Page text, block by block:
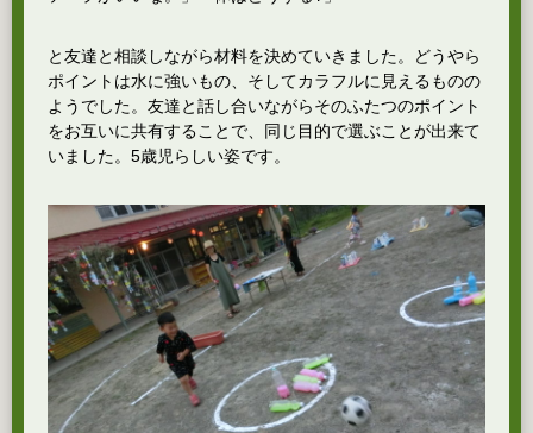
と友達と相談しながら材料を決めていきました。どうやら
ポイントは水に強いもの、そしてカラフルに見えるものの
ようでした。友達と話し合いながらそのふたつのポイント
をお互いに共有することで、同じ目的で選ぶことが出来て
いました。5歳児らしい姿です。